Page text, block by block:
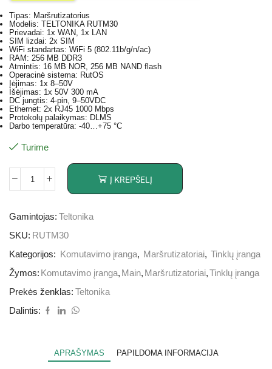
Tipas: Maršrutizatorius
Modelis: TELTONIKA RUTM30
Prievadai: 1x WAN, 1x LAN
SIM lizdai: 2x SIM
WiFi standartas: WiFi 5 (802.11b/g/n/ac)
RAM: 256 MB DDR3
Atmintis: 16 MB NOR, 256 MB NAND flash
Operacinė sistema: RutOS
Įėjimas: 1x 8–50V
Išėjimas: 1x 50V 300 mA
DC jungtis: 4-pin, 9–50VDC
Ethernet: 2x RJ45 1000 Mbps
Protokolų palaikymas: DLMS
Darbo temperatūra: -40…+75 °C
Turime
Į KREPŠELĮ
Gamintojas: Teltonika
SKU: RUTM30
Kategorijos:
Komutavimo įranga, Maršrutizatoriai, Tinklų įranga
Žymos: Komutavimo įranga, Main, Maršrutizatoriai,Tinklų įranga
Prekės ženklas: Teltonika
Dalintis:
APRAŠYMAS PAPILDOMA INFORMACIJA